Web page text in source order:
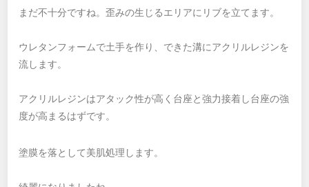
まだ不十分ですね。歪みの生じるエリアにリブを立てます。
ウレタンフォームで土手を作り、できた溝にアクリルレジンを
流します。
アクリルレジンはアタック性が高く台座と強力接着し台座の強
度が高まるはずです。
塗膜を落として美肌処理します。